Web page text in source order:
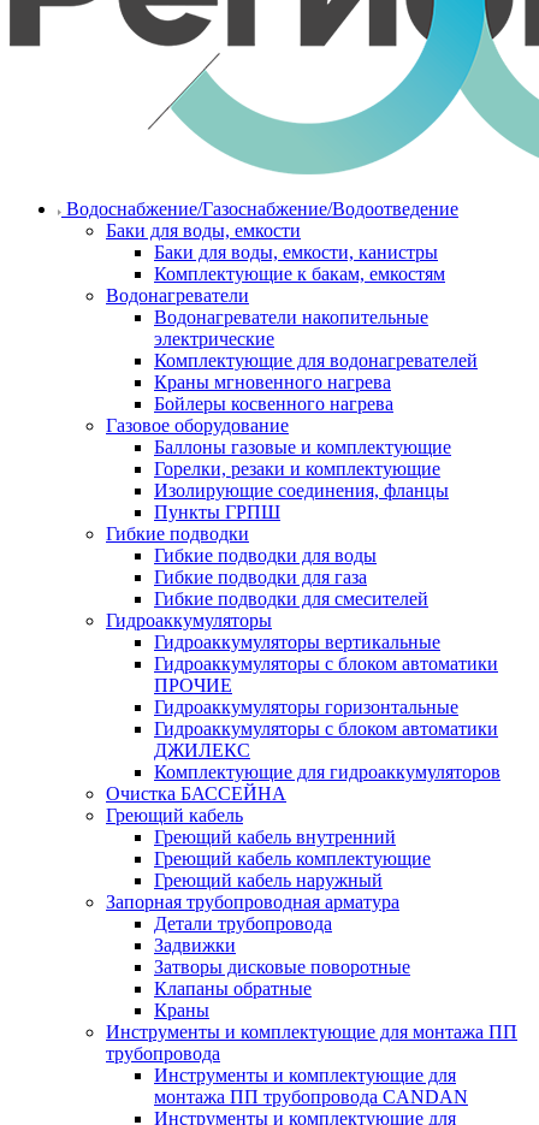
Водоснабжение/Газоснабжение/Водоотведение
Баки для воды, емкости
Баки для воды, емкости, канистры
Комплектующие к бакам, емкостям
Водонагреватели
Водонагреватели накопительные
электрические
Комплектующие для водонагревателей
Краны мгновенного нагрева
Бойлеры косвенного нагрева
Газовое оборудование
Баллоны газовые и комплектующие
Горелки, резаки и комплектующие
Изолирующие соединения, фланцы
Пункты ГРПШ
Гибкие подводки
Гибкие подводки для воды
Гибкие подводки для газа
Гибкие подводки для смесителей
Гидроаккумуляторы
Гидроаккумуляторы вертикальные
Гидроаккумуляторы с блоком автоматики
ПРОЧИЕ
Гидроаккумуляторы горизонтальные
Гидроаккумуляторы с блоком автоматики
ДЖИЛЕКС
Комплектующие для гидроаккумуляторов
Очистка БАССЕЙНА
Греющий кабель
Греющий кабель внутренний
Греющий кабель комплектующие
Греющий кабель наружный
Запорная трубопроводная арматура
Детали трубопровода
Задвижки
Затворы дисковые поворотные
Клапаны обратные
Краны
Инструменты и комплектующие для монтажа ПП
трубопровода
Инструменты и комплектующие для
монтажа ПП трубопровода CANDAN
Инструменты и комплектующие для